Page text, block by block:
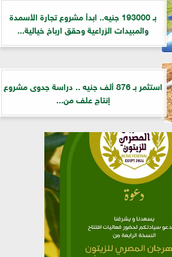
بـ 193000 جنيه.. ابدأ مشروع تجارة الأسمدة
والمبيدات الزراعية وحقق ارباخ خيالية...
استثمر بـ 876 ألف جنيه .. دراسة جدوى مشروع
إنتاج علف من...